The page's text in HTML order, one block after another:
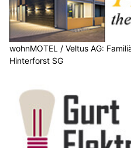
wohnMOTEL / Veltus AG:
Hinterforst SG